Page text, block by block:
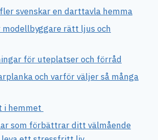
svenskar en darttavla hemma
modellbyggare rätt ljus och
för uteplatser och förråd
och varför väljer så många
i hemmet
som förbättrar ditt välmående